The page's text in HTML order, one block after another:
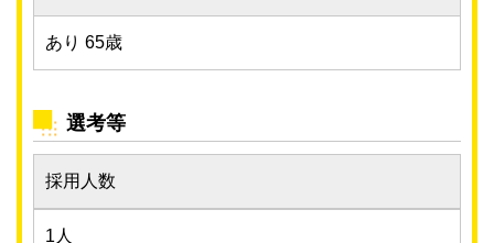
あり 65歳
選考等
採用人数
1人